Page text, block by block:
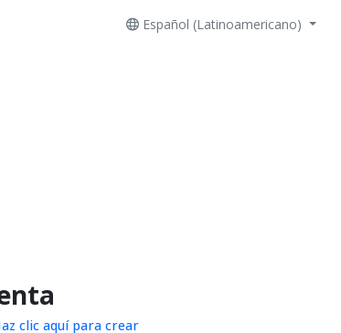
Español (Latinoamericano)
clic aquí para crear